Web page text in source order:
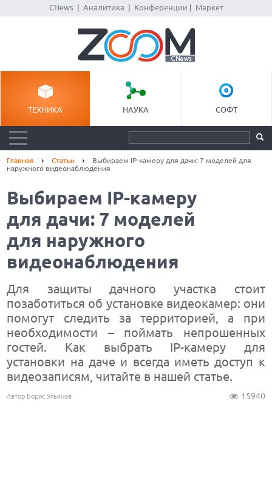
CNews| Аналитика Конференции Маркет
ТЕХНИКА НАУКА СОФТ
Главная Статьи
Выбираем IP-камеру для дачи: 7 моделей для
наружного видеонаблюдения
Выбираем IP-камеру
для дачи: 7 моделей
для наружного
видеонаблюдения
Для защиты дачного участка стоит
позаботиться об установке видеокамер: они
помогут следить за территорией, а при
необходимости – поймать непрошенных
гостей. Как выбрать IP-камеру для
установки на даче и всегда иметь доступ к
видеозаписям, читайте в нашей статье.
Автор Борис Ульянов 15940